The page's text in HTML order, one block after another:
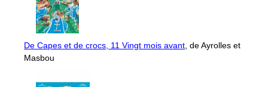
De Capes et de crocs, 11 Vingt mois avant , de Ayrolles et
Masbou